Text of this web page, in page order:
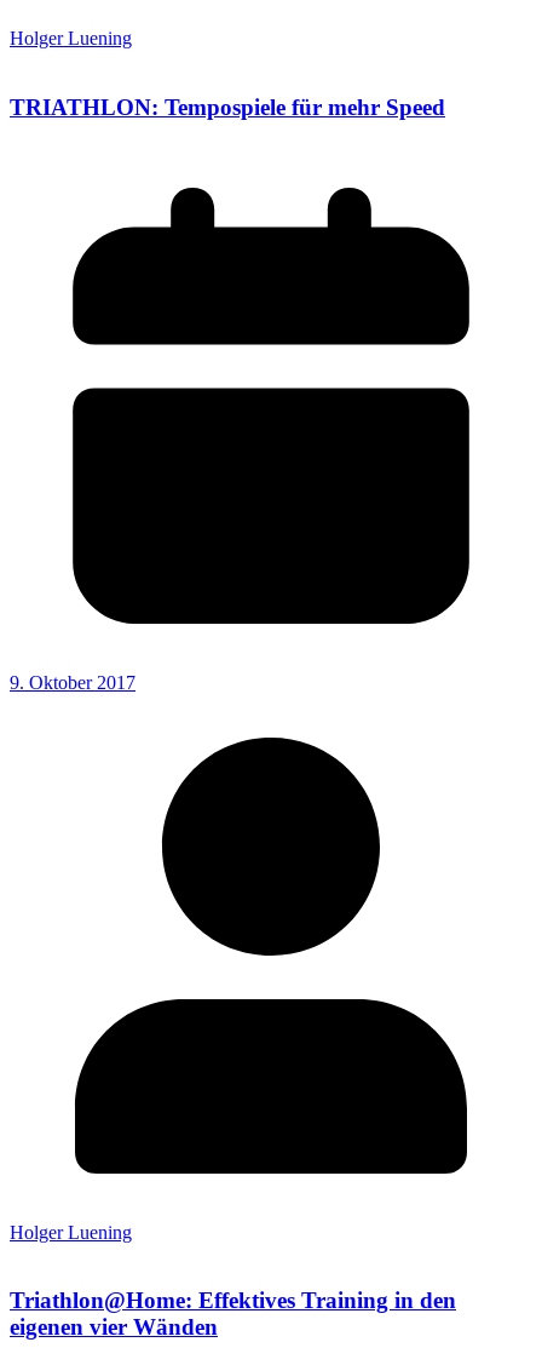
Holger Luening
TRIATHLON: Tempospiele für mehr Speed
9. Oktober 2017
Holger Luening
Triathlon@Home: Effektives Training in den
eigenen vier Wänden